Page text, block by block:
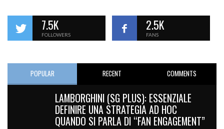
7.5K
FOLLOWERS
2.5K
FANS
POPULAR RECENT COMMENTS
LAMBORGHINI (SG PLUS): ESSENZIALE
DEFINIRE UNA STRATEGIA AD HOC
QUANDO SI PARLA DI “FAN ENGAGEMENT”